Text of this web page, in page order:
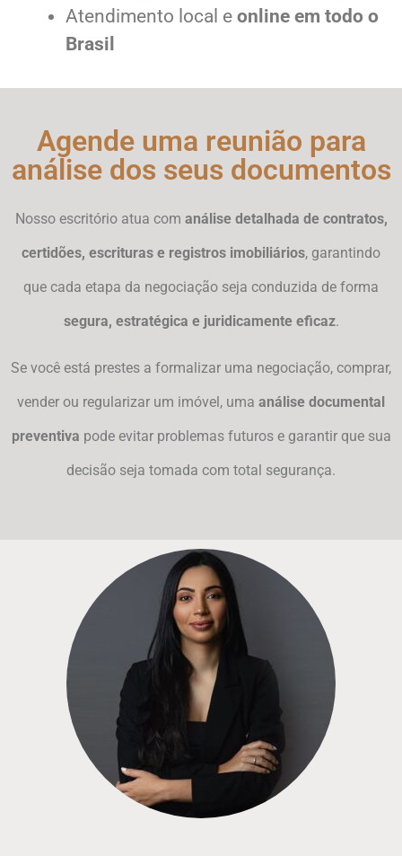
Atendimento local e online em todo o
Brasil
Agende uma reunião para
análise dos seus documentos
Nosso escritório atua com análise detalhada de contratos,
certidões, escrituras e registros imobiliários, garantindo
que cada etapa da negociação seja conduzida de forma
segura, estratégica e juridicamente eficaz.
Se você está prestes a formalizar uma negociação, comprar,
vender ou regularizar um imóvel, uma análise documental
preventiva pode evitar problemas futuros e garantir que sua
decisão seja tomada com total segurança.